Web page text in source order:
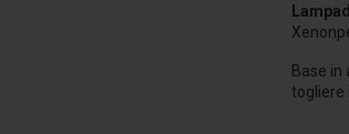
Base in
togliere